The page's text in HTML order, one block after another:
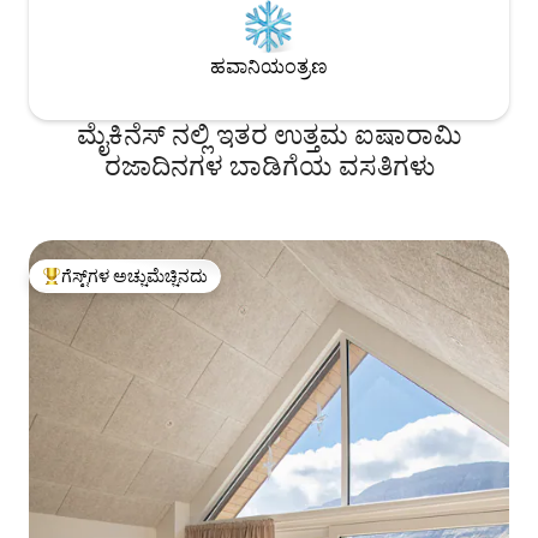
ಹವಾನಿಯಂತ್ರಣ
ಮೈಕಿನೆಸ್ ನಲ್ಲಿ ಇತರ ಉತ್ತಮ ಐಷಾರಾಮಿ
ರಜಾದಿನಗಳ ಬಾಡಿಗೆಯ ವಸತಿಗಳು
ಗೆಸ್ಟ್‌ಗಳಿಗೆ ಅತಿ ಹೆಚ್ಚು ಅಚ್ಚುಮೆಚ್ಚಿನದು
ಗೆಸ್ಟ್‌ಗಳ ಅಚ್ಚುಮೆಚ್ಚಿನದು